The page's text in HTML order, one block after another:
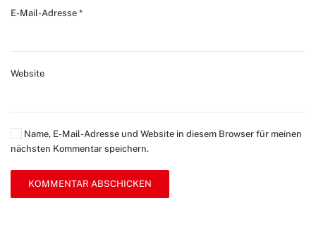
E-Mail-Adresse *
Website
Name, E-Mail-Adresse und Website in diesem Browser für meinen
nächsten Kommentar speichern.
KOMMENTAR ABSCHICKEN